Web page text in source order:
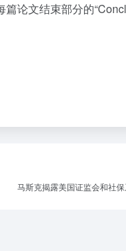
论文结束部分的
马斯克揭露美国证监会和社